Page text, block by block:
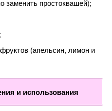
заменить простоквашей);
(апельсин, лимон и
и использования